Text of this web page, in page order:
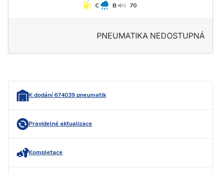
C
B 70
PNEUMATIKA NEDOSTUPNÁ
K dodání 674039 pneumatik
Pravidelné aktualizace
Kompletace